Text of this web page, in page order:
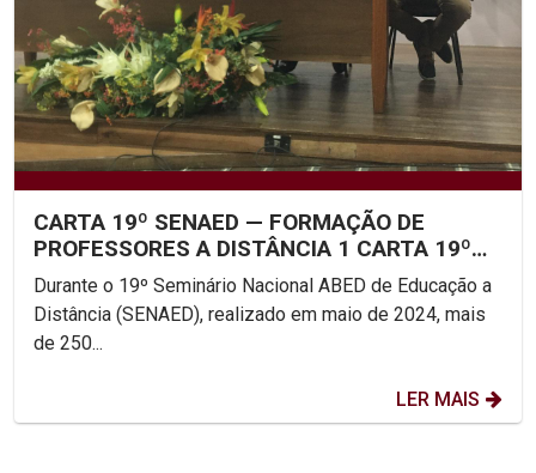
CARTA 19º SENAED — FORMAÇÃO DE
PROFESSORES A DISTÂNCIA 1 CARTA 19º
SENAED: FORMAÇÃO DE...
Durante o 19º Seminário Nacional ABED de Educação a
Distância (SENAED), realizado em maio de 2024, mais
de 250...
LER MAIS